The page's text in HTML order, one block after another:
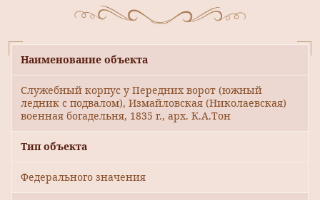
Наименование объекта
Служебный корпус у Передних ворот (южный
ледник с подвалом), Измайловская (Николаевская)
военная богадельня, 1835 г., арх. К.А.Тон
Тип объекта
Федерального значения